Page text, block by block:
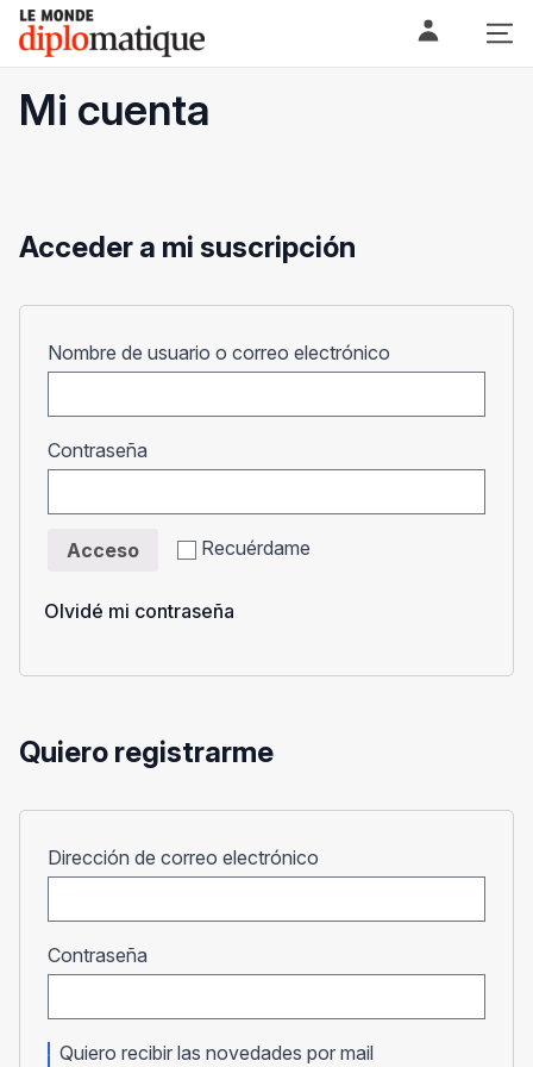
Skip
content
Le monde diplomatique
Mi cuenta
Acceder a mi suscripción
Nombre de usuario o correo electrónico
Contraseña
Recuérdame
Acceso
Olvidé mi contraseña
Quiero registrarme
Dirección de correo electrónico
Contraseña
Quiero recibir las novedades por mail